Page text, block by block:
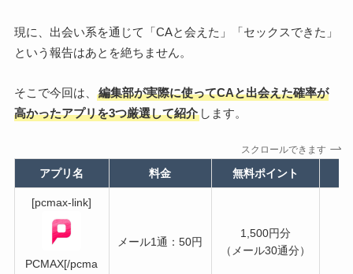
現に、出会い系を通じて「CAと会えた」「セックスできた」
という報告はあとを絶ちません。
そこで今回は、
編集部が実際に使ってCAと出会えた確率が
高かったアプリを3つ厳選して紹介します。
スクロールできます
アプリ名 料金 無料ポイント
[pcmax-link]
PCMAX[/pcma
メール1通：50円
1,500円分
（メール30通分）